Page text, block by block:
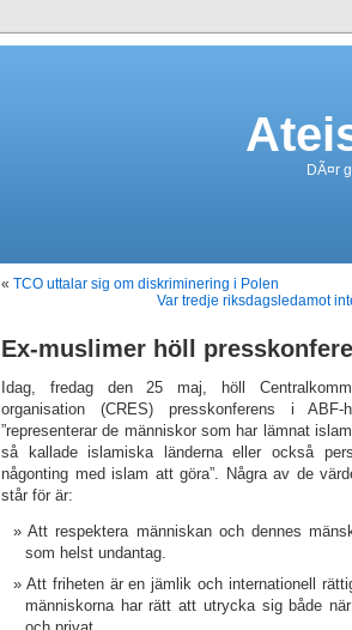
DÃ¤r
« TCO uttalar sig om diskriminering i Polen
Var tredje riksdagsledamot
Ex-muslimer höll
Idag, fredag den 25 maj, höll
organisation (CRES) presskonferens i ABF-
”representerar de människor som har lämnat
så kallade islamiska länderna eller också
någonting med islam att göra”. Några av de
står för är:
Att respektera människan och dennes
som helst undantag.
Att friheten är en jämlik och internationell
människorna har rätt att utrycka sig både